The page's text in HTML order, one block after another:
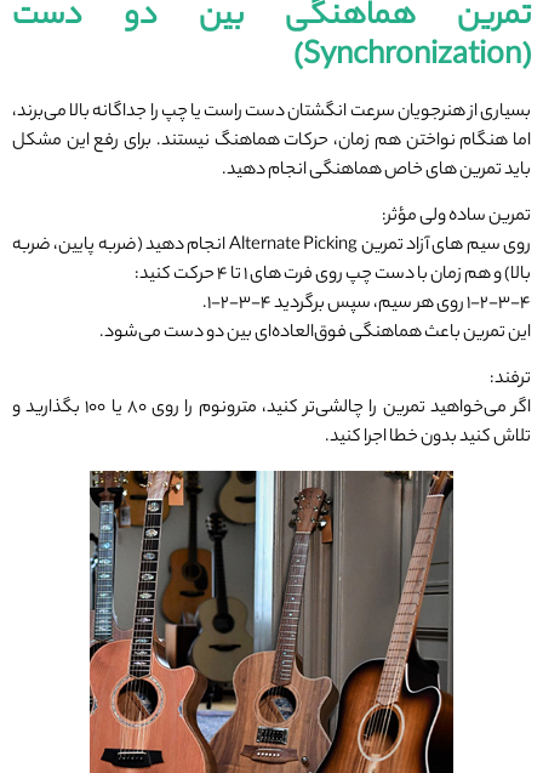
تمرین هماهنگی بین دو دست
(Synchronization)
بسیاری از هنرجویان سرعت انگشتان دست راست یا چپ را جداگانه بالا می‌برند،
اما هنگام نواختن هم زمان، حرکات هماهنگ نیستند. برای رفع این مشکل
باید تمرین های خاص هماهنگی انجام دهید.
تمرین ساده ولی مؤثر:
روی سیم های آزاد تمرین Alternate Picking انجام دهید (ضربه پایین، ضربه
بالا) و هم زمان با دست چپ روی فرت های ۱ تا ۴ حرکت کنید:
۱-۲-۳-۴ روی هر سیم، سپس برگردید ۴-۳-۲-۱.
این تمرین باعث هماهنگی فوق‌العاده‌ای بین دو دست می‌شود.
ترفند:
اگر می‌خواهید تمرین را چالشی‌تر کنید، مترونوم را روی ۸۰ یا ۱۰۰ بگذارید و
تلاش کنید بدون خطا اجرا کنید.